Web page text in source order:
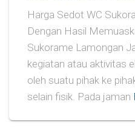
Harga Sedot WC
Dengan Hasil
Sukorame Lamongan
kegiatan atau aktivitas
oleh suatu pihak ke
selain fisik. Pada jaman